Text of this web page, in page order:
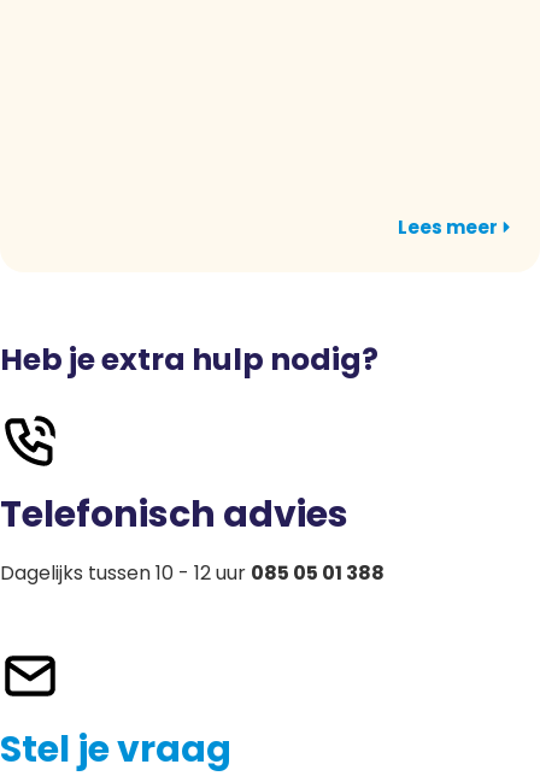
Lees meer
Heb je extra hulp nodig?
Telefonisch advies
Dagelijks tussen 10 - 12 uur 085 05 01 388
Stel je vraag